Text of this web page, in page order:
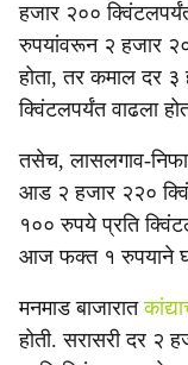
हजार २००
रुपयांवरून २ हजार
होता, तर कमाल दर
क्विंटलपर्यंत वाढला
तसेच, लासलगाव-
आड २ हजार २२०
१०० रुपये प्रति
आज फक्त १ रुपयाने
मनमाड बाजारात
होती. सरासरी दर २